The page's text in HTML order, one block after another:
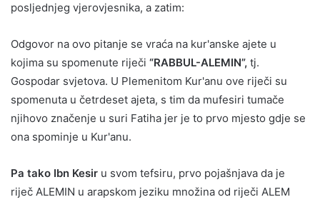
posljednjeg vjerovjesnika, a zatim:
Odgovor na ovo pitanje se vraća na kur'anske ajete u
kojima su spomenute riječi “RABBUL-ALEMIN”, tj.
Gospodar svjetova. U Plemenitom Kur'anu ove riječi su
spomenuta u četrdeset ajeta, s tim da mufesiri tumače
njihovo značenje u suri Fatiha jer je to prvo mjesto gdje se
ona spominje u Kur'anu.
Pa tako Ibn Kesir u svom tefsiru, prvo pojašnjava da je
riječ ALEMIN u arapskom jeziku množina od riječi ALEM